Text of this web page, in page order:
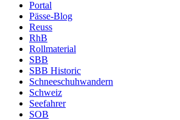
Portal
Pässe-Blog
Reuss
RhB
Rollmaterial
SBB
SBB Historic
Schneeschuhwandern
Schweiz
Seefahrer
SOB